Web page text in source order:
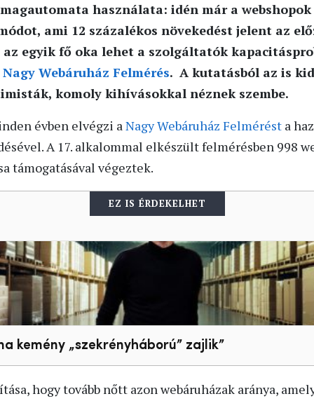
használata: idén már a
ami 12 százalékos növekedést jelent az
egyik fő oka lehet a szolgáltatók
Nagy Webáruház Felmérés. A kutatásból az is
komoly kihívásokkal néznek szembe.
évben elvégzi aNagy Webáruház Felmérést a
A 17. alkalommal elkészült felmérésben 998
támogatásával végeztek.
EZ IS ÉRDEKELHET
kemény „szekrényháború” zajlik”
hogy tovább nőtt azon webáruházak aránya,